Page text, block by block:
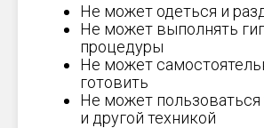
Не может одеться и
Не может выполнять
процедуры
Не может
готовить
Не может
и другой техникой